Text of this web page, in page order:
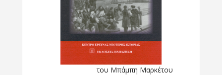
του Μπάμπη Μαρκέτου